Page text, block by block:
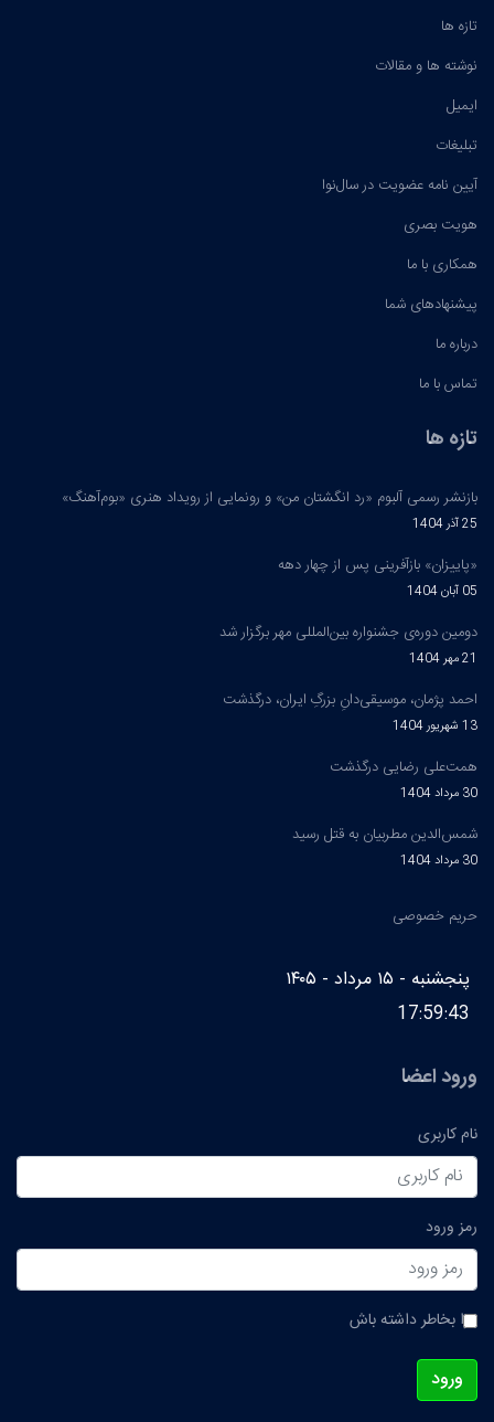
تازه ها
نوشته ها و مقالات
ایمیل
تبلیغات
آیین نامه عضویت در سال‌نوا
هویت بصری
همکاری با ما
پیشنهادهای شما
درباره ما
تماس با ما
تازه ها
بازنشر رسمی آلبوم «رد انگشتان من» و رونمایی از رویداد هنری «بوم‌آهنگ»
25 آذر 1404
«پاییزان» بازآفرینی پس از چهار دهه
05 آبان 1404
دومین دوره‌ی جشنواره بین‌المللی مهر برگزار شد
21 مهر 1404
احمد پژمان، موسیقی‌دانِ بزرگِ ایران، درگذشت
13 شهریور 1404
همت‌علی رضایی درگذشت
30 مرداد 1404
شمس‌الدین مطربیان به قتل رسید
30 مرداد 1404
حریم خصوصی
پنجشنبه - ۱۵ مرداد - ۱۴۰۵
17:59:43
ورود اعضا
نام کاربری
رمز ورود
مرا بخاطر داشته باش
ورود